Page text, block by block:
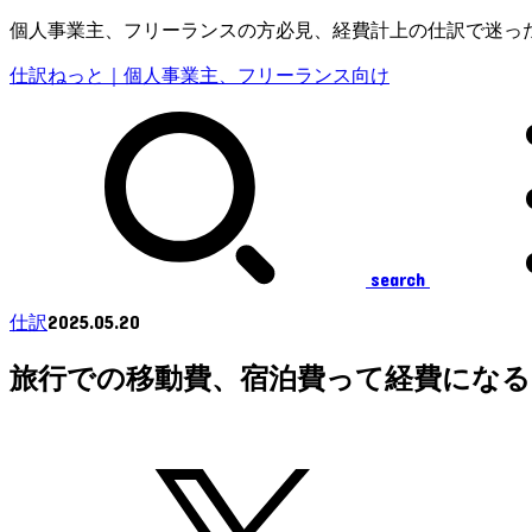
個人事業主、フリーランスの方必見、経費計上の仕訳で迷っ
仕訳ねっと｜個人事業主、フリーランス向け
search
仕訳2025.05.20
旅行での移動費、宿泊費って経費になる